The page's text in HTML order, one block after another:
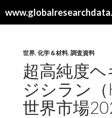
索
世界, 化学＆材料, 調査資料
超高純度
ジシラン
世界市場